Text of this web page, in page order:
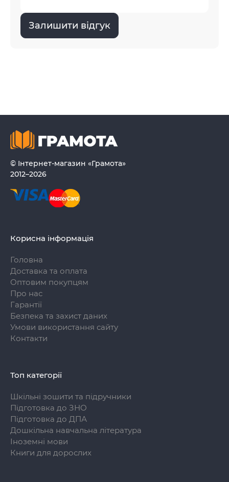
Залишити відгук
© Інтернет-магазин «Грамота»
2012–2026
Корисна інформація
Головна
Доставка та оплата
Оптовим покупцям
Про нас
Гарантії
Безпека та захист даних
Умови використання сайту
Контакти
Топ категорії
Шкільні зошити та підручники
Підготовка до ЗНО
Підготовка до ДПА
Дошкільна навчальна література
Іноземні мови
Книги для дорослих